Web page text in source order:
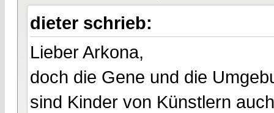
dieter schrieb:
Lieber Arkona,
doch die Gene und die
sind Kinder von Künstlern